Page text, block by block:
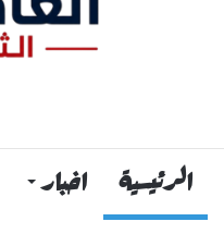
الرئيسية اخبار